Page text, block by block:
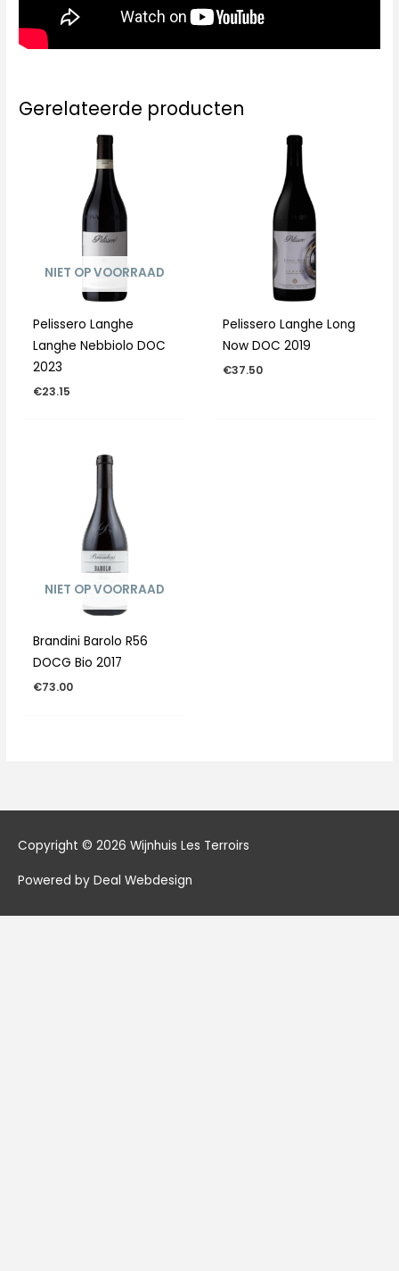
Gerelateerde producten
NIET OP VOORRAAD
Pelissero Langhe
Langhe Nebbiolo DOC
2023
€23.15
Pelissero Langhe Long
Now DOC 2019
€37.50
NIET OP VOORRAAD
Brandini Barolo R56
DOCG Bio 2017
€73.00
Copyright © 2026 Wijnhuis Les Terroirs
Powered by Deal Webdesign